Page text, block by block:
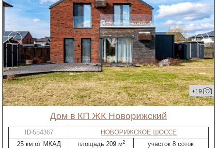
+19
дом в КП ЖК Новорижский
ID-554367
НОВОРИЖСКОЕ ШОССЕ
25 км от МКАД
площадь 209 м2
участок 8 соток